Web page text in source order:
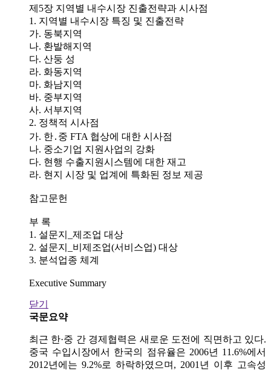
제5장 지역별 내수시장 진출전략과 시사점
1. 지역별 내수시장 특징 및 진출전략
가. 동북지역
나. 환발해지역
다. 산둥 성
라. 화동지역
마. 화남지역
바. 중부지역
사. 서부지역
2. 정책적 시사점
가. 한․중 FTA 협상에 대한 시사점
나. 중소기업 지원사업의 강화
다. 현행 수출지원시스템에 대한 재고
라. 현지 시장 및 업계에 특화된 정보 제공
참고문헌
부 록
1. 설문지_제조업 대상
2. 설문지_비제조업(서비스업) 대상
3. 분석업종 체계
Executive Summary
닫기
국문요약
최근 한·중 간 경제협력은 새로운 도전에 직면하고 있다.
중국 수입시장에서 한국의 점유율은 2006년 11.6%에서
2012년에는 9.2%로 하락하였으며, 2001년 이후 고속성